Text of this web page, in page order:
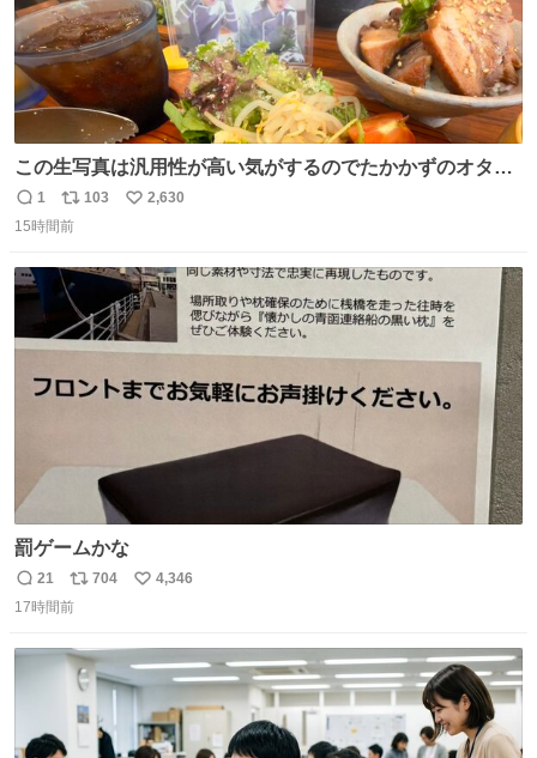
この生写真は汎用性が高い気がするのでたかかずのオタク
は絶対買った方が良いw
返
信
1
リ
ポ
ト
数
103
い
数
2,630
15時間前
罰ゲームかな
返
信
21
リ
ポ
ト
数
704
い
数
4,346
17時間前